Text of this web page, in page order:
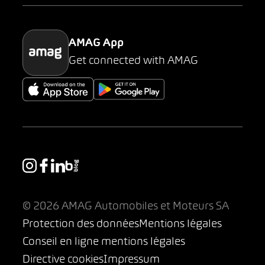
Parking
AMAG App
Get connected with AMAG
© 2026 AMAG Automobiles et Moteurs SA
Protection des donnéesMentions légales
Conseil en ligne mentions légales
Directive cookiesImpressum